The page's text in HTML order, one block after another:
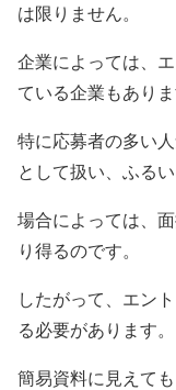
は限りません。
企業によっては、
ている企業もありま
特に応募者の多い
として扱い、ふる
場合によっては、
り得るのです。
したがって、エン
る必要があります。
簡易資料に見えて